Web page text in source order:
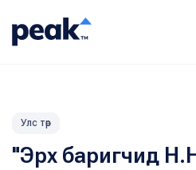
Улс төр
"Эрх баригчид